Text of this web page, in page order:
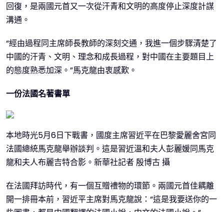
回復，是兩國元首又一次從汗青和文明的高度停止深度計謀
溝通。
“經由過程同主席師長教師的深刻交通，我進一個步驟清楚了
中國的汗青、文明、理念和成長過程，對中國在主要題目上
的態度熟悉加深。”馬克龍由衷感歎。
一份法國名著書單
本地時光5月6日下戰書，國度主席習近平在巴黎愛麗舍宮同
法國總統馬克龍舉辦談判。這是習近溫和夫人彭麗媛同馬克
龍和夫人布麗吉特合影。新華社記者 殷博古 攝
在法國拜訪時代，有一個互贈禮物的環節。兩國元首佳耦離
開一排冊本前，習近平主席對馬克龍說：“這是我要送你的一